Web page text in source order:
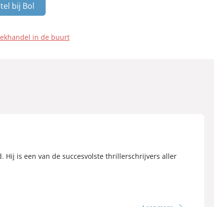
bij Bol
in de buurt
Hij is een van de succesvolste thrillerschrijvers aller